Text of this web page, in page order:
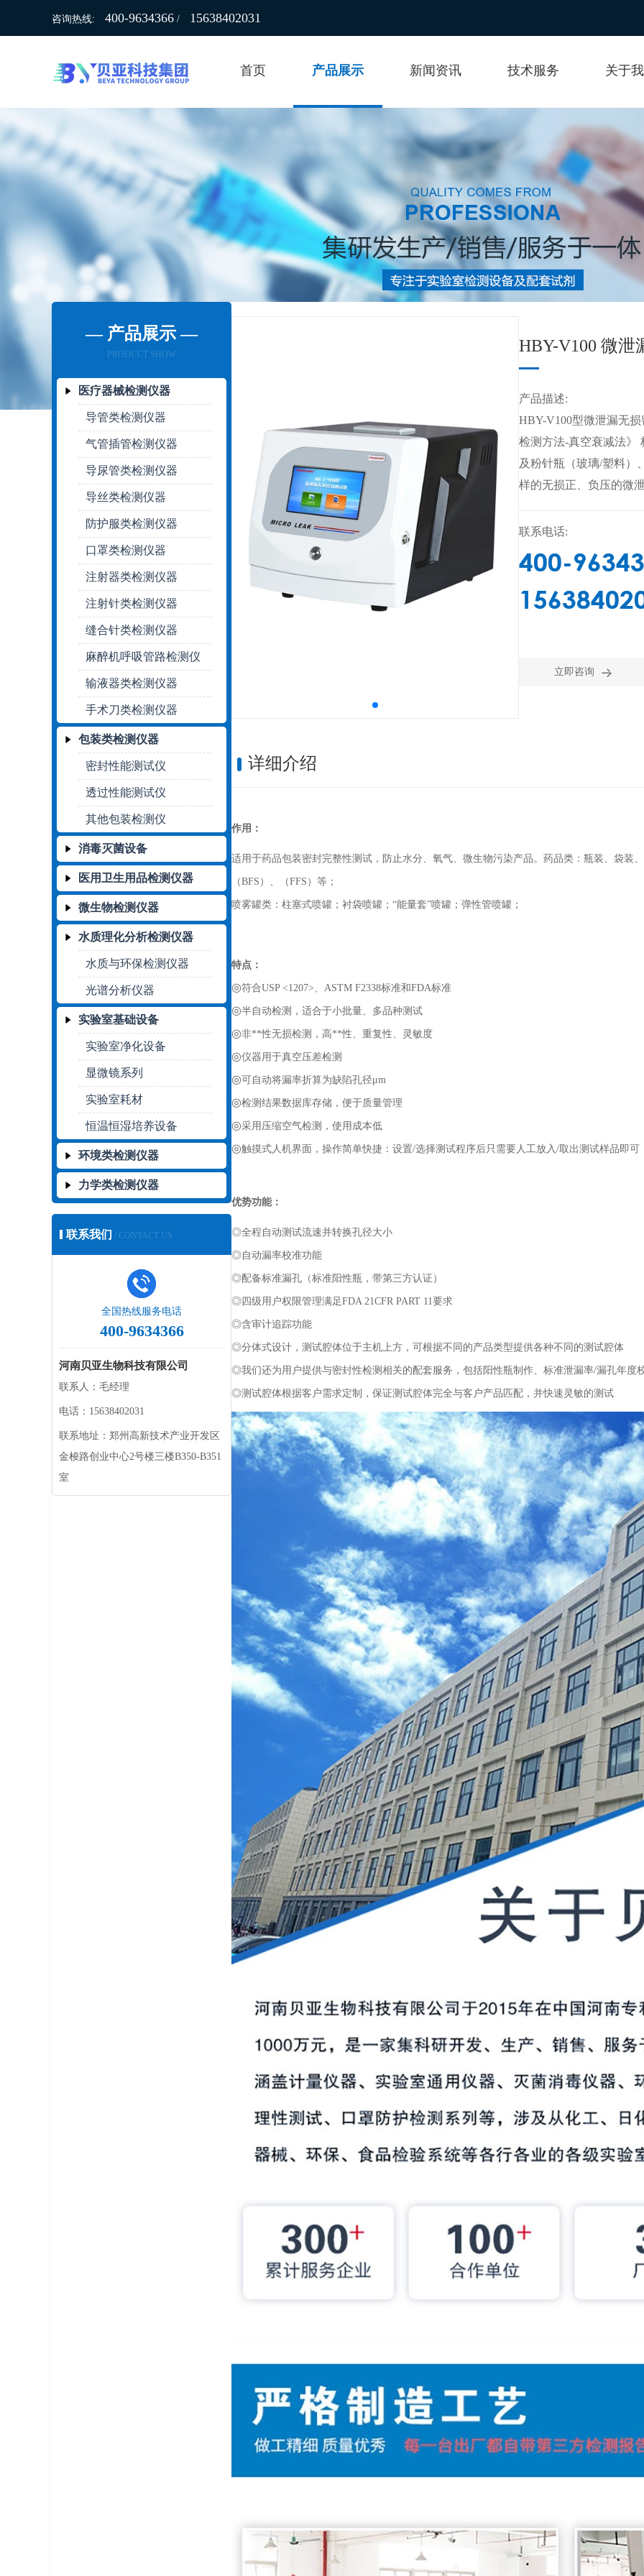
咨询热线: 400-9634366 / 15638402031
首页 产品展示 新闻资讯 技术服务 关于
— 产品展示 —
PRODUCT SHOW
医疗器械检测仪器
导管类检测仪器
气管插管检测仪器
导尿管类检测仪器
导丝类检测仪器
防护服类检测仪器
口罩类检测仪器
注射器类检测仪器
注射针类检测仪器
缝合针类检测仪器
麻醉机呼吸管路检测仪
输液器类检测仪器
手术刀类检测仪器
包装类检测仪器
密封性能测试仪
透过性能测试仪
其他包装检测仪
消毒灭菌设备
医用卫生用品检测仪器
微生物检测仪器
水质理化分析检测仪器
水质与环保检测仪器
光谱分析仪器
实验室基础设备
实验室净化设备
显微镜系列
实验室耗材
恒温恒湿培养设备
环境类检测仪器
力学类检测仪器
联系我们 / CONTACT US
全国热线服务电话
400-9634366
河南贝亚生物科技有限公司
联系人：毛经理
电话：15638402031
联系地址：郑州高新技术产业开发区
金梭路创业中心2号楼三楼B350-B351
室
HBY-V100 微泄
产品描述:
HBY-V100型微泄漏无
检测方法-真空衰减法》
及粉针瓶（玻璃/塑料）
样的无损正、负压的微
联系电话:
400-
立即咨询 
详细介绍
作用：
适用于药品包装密封完整性测试，防止水分、氧气、微生物污染产品。药品类：瓶装、袋装
（BFS）、（FFS）等；
喷雾罐类：柱塞式喷罐；衬袋喷罐；“能量套”喷罐；弹性管喷罐；
特点：
◎符合USP <1207>、 ASTM F2338标准和FDA标准
◎半自动检测，适合于小批量、多品种测试
◎非**性无损检测，高**性、重复性、灵敏度
◎仪器用于真空压差检测
◎可自动将漏率折算为缺陷孔径μm
◎检测结果数据库存储，便于质量管理
◎采用压缩空气检测，使用成本低
◎触摸式人机界面，操作简单快捷：设置/选择测试程序后只需要人工放入/取出测试样品即可
优势功能：
◎全程自动测试流速并转换孔径大小
◎自动漏率校准功能
◎配备标准漏孔（标准阳性瓶，带第三方认证）
◎四级用户权限管理满足FDA 21CFR PART 11要求
◎含审计追踪功能
◎分体式设计，测试腔体位于主机上方，可根据不同的产品类型提供各种不同的测试腔体
◎我们还为用户提供与密封性检测相关的配套服务，包括阳性瓶制作、标准泄漏率/漏孔年度
◎测试腔体根据客户需求定制，保证测试腔体完全与客户产品匹配，并快速灵敏的测试